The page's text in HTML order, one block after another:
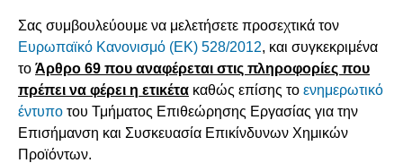
Σας συμβουλεύουμε να μελετήσετε προσεχτικά τον
Ευρωπαϊκό Κανονισμό (ΕΚ) 528/2012, και συγκεκριμένα
το Άρθρο 69 που αναφέρεται στις πληροφορίες που
πρέπει να φέρει η ετικέτα καθώς επίσης το ενημερωτικό
έντυπο του Τμήματος Επιθεώρησης Εργασίας για την
Επισήμανση και Συσκευασία Επικίνδυνων Χημικών
Προϊόντων.